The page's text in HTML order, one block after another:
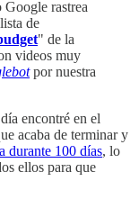
Google rastrea
de
" de la
videos muy
por nuestra
encontré en el
acaba de terminar y
durante 100 días, lo
ellos para que